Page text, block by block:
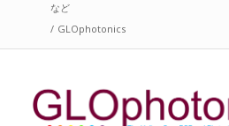
など
/ GLOphotonics